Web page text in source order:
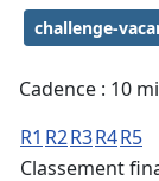
challenge-
Cadence : 10
R1 R2R3R4R5
Classement